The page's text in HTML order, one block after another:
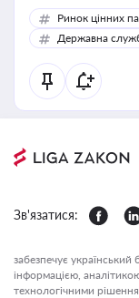
Ринок цінних
Державна
Зв'язатися:
забезпечує український
інформацією,
технологічними